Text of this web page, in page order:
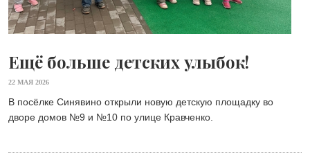
Ещё больше детских улыбок!
22 МАЯ 2026
В посёлке Синявино открыли новую детскую площадку во
дворе домов №9 и №10 по улице Кравченко. ⁣⁣⠀